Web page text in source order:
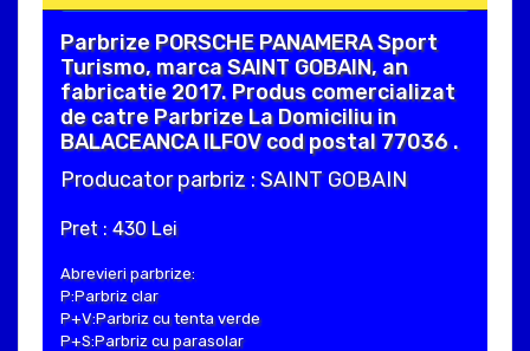
Parbrize PORSCHE PANAMERA Sport
Turismo, marca SAINT GOBAIN, an
fabricatie 2017. Produs comercializat
de catre Parbrize La Domiciliu in
BALACEANCA ILFOV cod postal 77036 .
Producator parbriz : SAINT GOBAIN
Pret : 430 Lei
Abrevieri parbrize:
P:Parbriz clar
P+V:Parbriz cu tenta verde
P+S:Parbriz cu parasolar